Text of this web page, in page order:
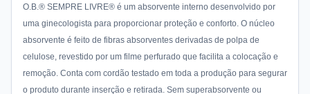
O.B.® SEMPRE LIVRE® é um absorvente interno desenvolvido por
uma ginecologista para proporcionar proteção e conforto. O núcleo
absorvente é feito de fibras absorventes derivadas de polpa de
celulose, revestido por um filme perfurado que facilita a colocação e
remoção. Conta com cordão testado em toda a produção para segurar
o produto durante inserção e retirada. Sem superabsorvente ou